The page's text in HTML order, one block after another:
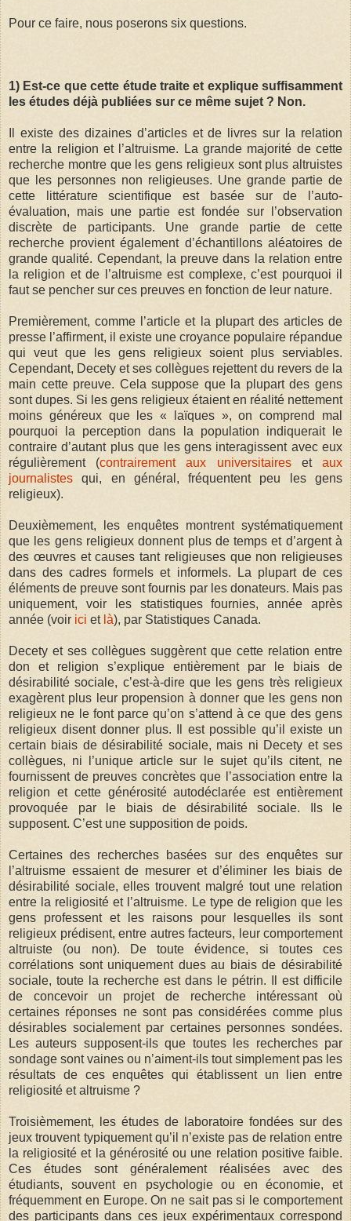
Pour ce faire, nous poserons six questions.
1) Est-ce que cette étude traite et explique suffisamment
les études déjà publiées sur ce même sujet ? Non.
Il existe des dizaines d’articles et de livres sur la relation
entre la religion et l’altruisme. La grande majorité de cette
recherche montre que les gens religieux sont plus altruistes
que les personnes non religieuses. Une grande partie de
cette littérature scientifique est basée sur de l’auto-
évaluation, mais une partie est fondée sur l’observation
discrète de participants. Une grande partie de cette
recherche provient également d’échantillons aléatoires de
grande qualité. Cependant, la preuve dans la relation entre
la religion et de l’altruisme est complexe, c’est pourquoi il
faut se pencher sur ces preuves en fonction de leur nature.
Premièrement, comme l’article et la plupart des articles de
presse l’affirment, il existe une croyance populaire répandue
qui veut que les gens religieux soient plus serviables.
Cependant, Decety et ses collègues rejettent du revers de la
main cette preuve. Cela suppose que la plupart des gens
sont dupes. Si les gens religieux étaient en réalité nettement
moins généreux que les « laïques », on comprend mal
pourquoi la perception dans la population indiquerait le
contraire d’autant plus que les gens interagissent avec eux
régulièrement (contrairement aux universitairesetaux
journalistes qui, en général, fréquentent peu les gens
religieux).
Deuxièmement, les enquêtes montrent systématiquement
que les gens religieux donnent plus de temps et d’argent à
des œuvres et causes tant religieuses que non religieuses
dans des cadres formels et informels. La plupart de ces
éléments de preuve sont fournis par les donateurs. Mais pas
uniquement, voir les statistiques fournies, année après
année (voir ici et là), par Statistiques Canada.
Decety et ses collègues suggèrent que cette relation entre
don et religion s’explique entièrement par le biais de
désirabilité sociale, c’est-à-dire que les gens très religieux
exagèrent plus leur propension à donner que les gens non
religieux ne le font parce qu’on s’attend à ce que des gens
religieux disent donner plus. Il est possible qu’il existe un
certain biais de désirabilité sociale, mais ni Decety et ses
collègues, ni l’unique article sur le sujet qu’ils citent, ne
fournissent de preuves concrètes que l’association entre la
religion et cette générosité autodéclarée est entièrement
provoquée par le biais de désirabilité sociale. Ils le
supposent. C’est une supposition de poids.
Certaines des recherches basées sur des enquêtes sur
l’altruisme essaient de mesurer et d’éliminer les biais de
désirabilité sociale, elles trouvent malgré tout une relation
entre la religiosité et l’altruisme. Le type de religion que les
gens professent et les raisons pour lesquelles ils sont
religieux prédisent, entre autres facteurs, leur comportement
altruiste (ou non). De toute évidence, si toutes ces
corrélations sont uniquement dues au biais de désirabilité
sociale, toute la recherche est dans le pétrin. Il est difficile
de concevoir un projet de recherche intéressant où
certaines réponses ne sont pas considérées comme plus
désirables socialement par certaines personnes sondées.
Les auteurs supposent-ils que toutes les recherches par
sondage sont vaines ou n’aiment-ils tout simplement pas les
résultats de ces enquêtes qui établissent un lien entre
religiosité et altruisme ?
Troisièmement, les études de laboratoire fondées sur des
jeux trouvent typiquement qu’il n’existe pas de relation entre
la religiosité et la générosité ou une relation positive faible.
Ces études sont généralement réalisées avec des
étudiants, souvent en psychologie ou en économie, et
fréquemment en Europe. On ne sait pas si le comportement
des participants dans ces jeux expérimentaux correspond